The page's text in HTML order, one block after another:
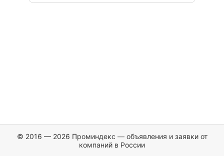
© 2016 — 2026 Проминдекс — объявления и заявки от
компаний в России